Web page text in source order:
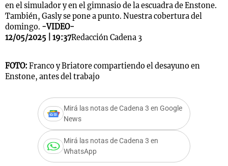
en el simulador y en el gimnasio de la escuadra de Enstone.
También, Gasly se pone a punto. Nuestra cobertura del
domingo. -VIDEO-
12/05/2025 | 19:37Redacción Cadena 3
FOTO: Franco y Briatore compartiendo el desayuno en
Enstone, antes del trabajo
Mirá las notas de Cadena 3 en Google
News
Mirá las notas de Cadena 3 en
WhatsApp
Mundial 2026
La Sole en
Cadena 3